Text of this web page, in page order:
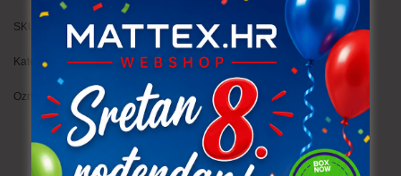
SKU: FLIS012 (314)
Kategorija:Flis
Oznake: dječje,zima